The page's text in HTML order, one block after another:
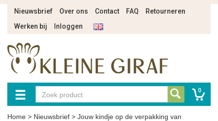
Nieuwsbrief Over ons Contact FAQ
Retourneren
Werken bij
Inloggen
0
Home > Nieuwsbrief > Jouw kindje op de verpakking van